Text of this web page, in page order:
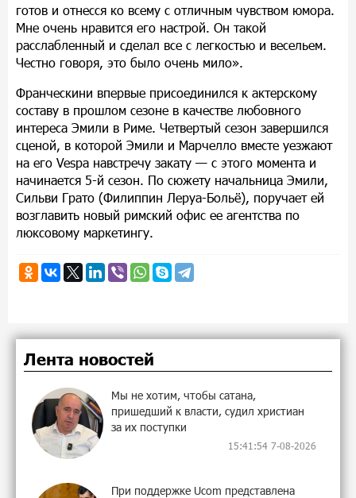
готов и отнесся ко всему с отличным чувством юмора.
Мне очень нравится его настрой. Он такой
расслабленный и сделал все с легкостью и весельем.
Честно говоря, это было очень мило».
Франческини впервые присоединился к актерскому
составу в прошлом сезоне в качестве любовного
интереса Эмили в Риме. Четвертый сезон завершился
сценой, в которой Эмили и Марчелло вместе уезжают
на его Vespa навстречу закату — с этого момента и
начинается 5-й сезон. По сюжету начальница Эмили,
Сильви Грато (Филиппин Леруа-Больё), поручает ей
возглавить новый римский офис ее агентства по
люксовому маркетингу.
Лента новостей
Мы не хотим, чтобы сатана,
пришедший к власти, судил христиан
за их поступки
15:41:54 7-08-2026
При поддержке Ucom представлена